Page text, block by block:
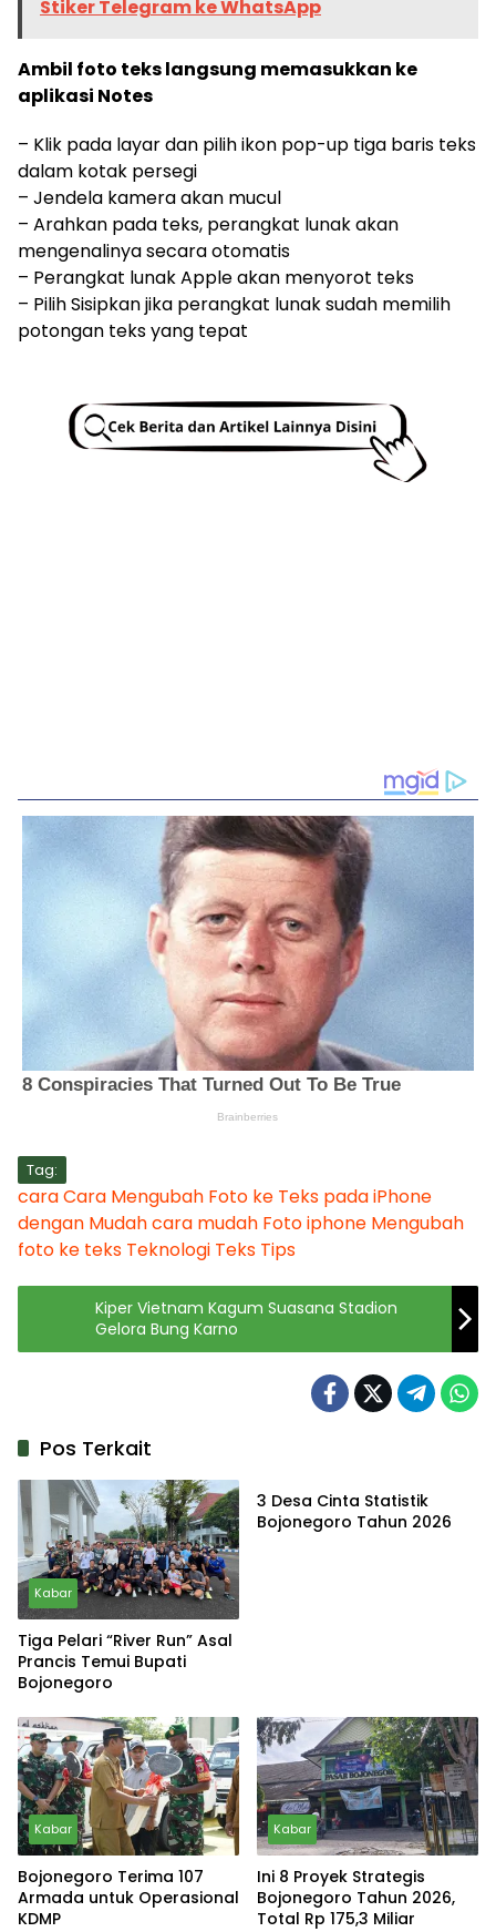
Stiker Telegram ke WhatsApp
Ambil foto teks langsung memasukkan ke
aplikasi Notes
– Klik pada layar dan pilih ikon pop-up tiga baris teks
dalam kotak persegi
– Jendela kamera akan mucul
– Arahkan pada teks, perangkat lunak akan
mengenalinya secara otomatis
– Perangkat lunak Apple akan menyorot teks
– Pilih Sisipkan jika perangkat lunak sudah memilih
potongan teks yang tepat
Tag:
caraCara Mengubah Foto ke Teks pada iPhone
dengan Mudahcara mudah Fotoiphone Mengubah
foto ke teks Teknologi Teks Tips
Kiper Vietnam Kagum Suasana Stadion
Gelora Bung Karno
Pos Terkait
Kabar
Tiga Pelari “River Run” Asal
Prancis Temui Bupati
Bojonegoro
3 Desa Cinta Statistik
Bojonegoro Tahun 2026
Kabar
Bojonegoro Terima 107
Armada untuk Operasional
KDMP
Kabar
Ini 8 Proyek Strategis
Bojonegoro Tahun 2026,
Total Rp 175,3 Miliar